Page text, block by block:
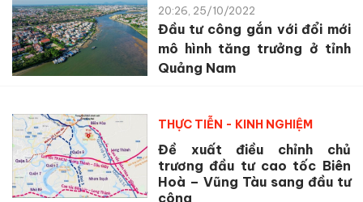
20:26, 25/10/2022
Đầu tư công gắn với đổi mới
mô hình tăng trưởng ở tỉnh
Quảng Nam
THỰC TIỄN - KINH NGHIỆM
Đề xuất điều chỉnh chủ
trương đầu tư cao tốc Biên
Hoà – Vũng Tàu sang đầu tư
công